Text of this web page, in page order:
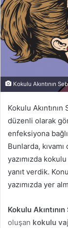
Kokulu Akıntının
Kokulu
düzenli olarak
enfeksiyona
Bunlarda,
yazımızda
yanıt verdik.
yazımızda yer
Kokulu
oluşan kokulu